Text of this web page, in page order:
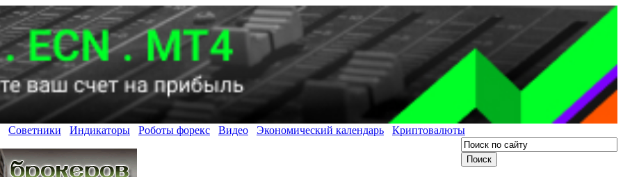
Советники Индикаторы Роботы форекс Видео Экономический календарь Криптовалюты